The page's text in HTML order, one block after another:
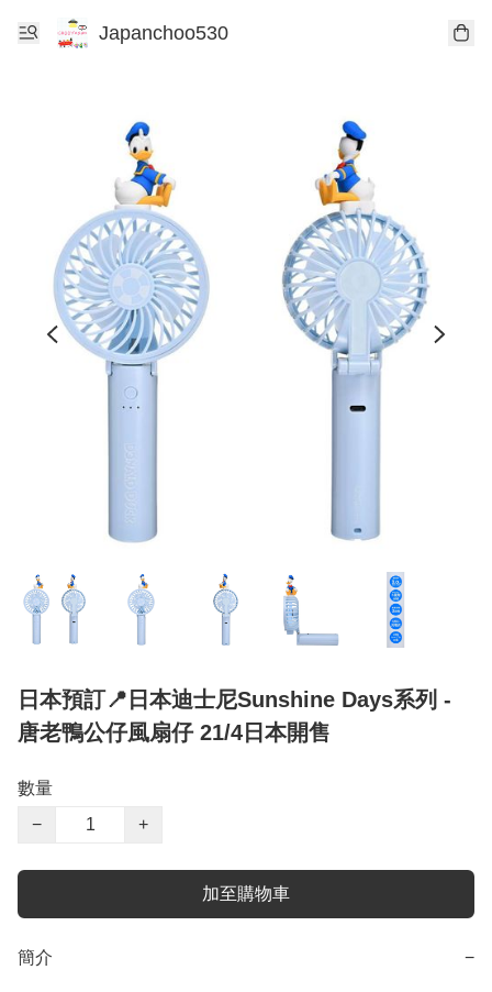
Japanchoo530
日本預訂📍日本迪士尼Sunshine Days系列 -
唐老鴨公仔風扇仔 21/4日本開售
數量
−
+
加至購物車
簡介 −